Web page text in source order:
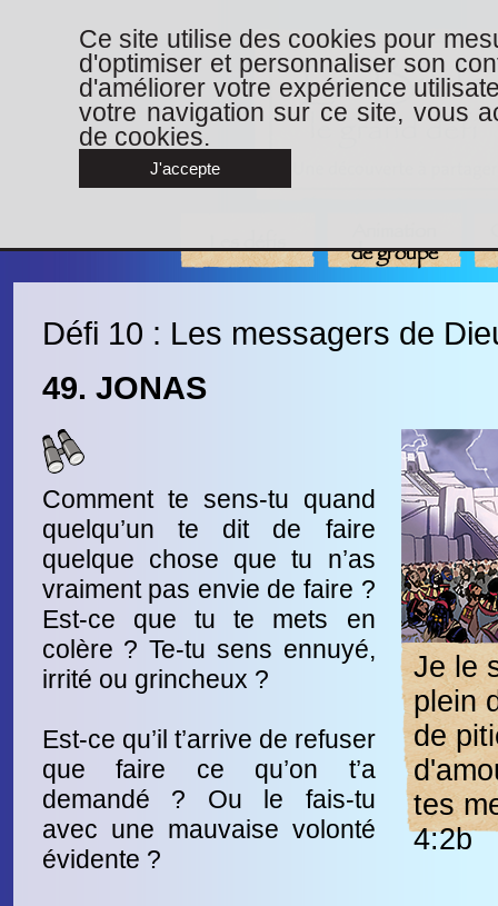
de groupe
Défi 10 : Les messagers de
49. JONAS
Comment te sens-tu quand
quelqu’un te dit de faire
quelque chose que tu n’as
vraiment pas envie de faire ?
Est-ce que tu te mets en
colère ? Te-tu sens ennuyé,
irrité ou grincheux ?
Est-ce qu’il t’arrive de refuser
que faire ce qu’on t’a
demandé ? Ou le fais-tu
avec une mauvaise volonté
évidente ?
Je le
plein
de
tes
4:2b
Ce site utilise des cookies pour
d'optimiser et personnaliser son
d'améliorer votre expérience
votre navigation sur ce site, vous
de cookies.
J'accepte